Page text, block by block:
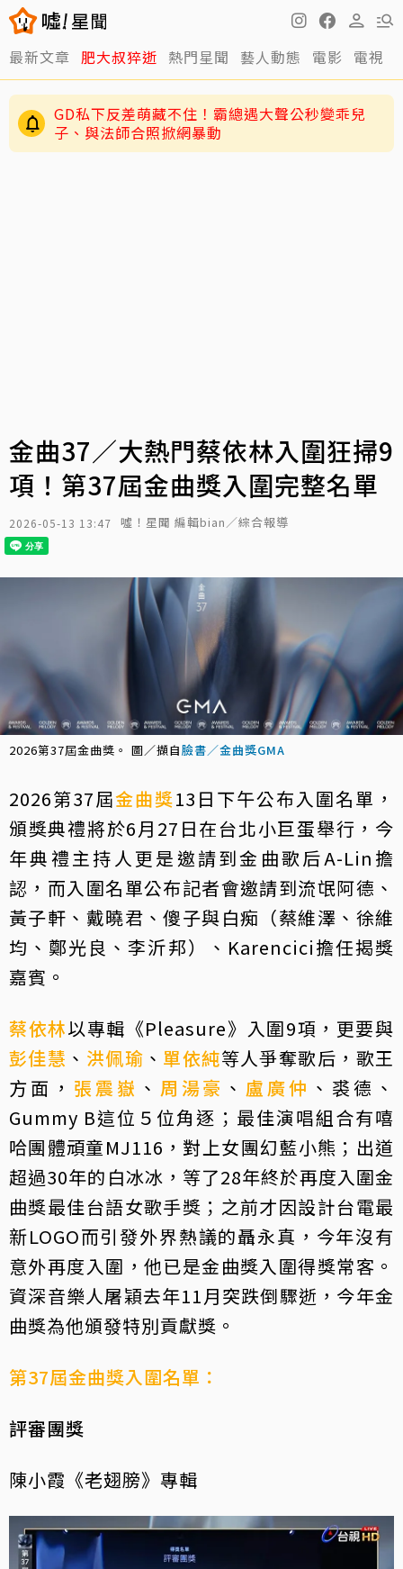
最新文章 肥大叔猝逝 熱門星聞 藝人動態 電影 電視
GD私下反差萌藏不住！霸總遇大聲公秒變乖兒
子、與法師合照掀網暴動
金曲37／大熱門蔡依林入圍狂掃9
項！第37屆金曲獎入圍完整名單
2026-05-13 13:47 噓！星聞 編輯bian／綜合報導
2026第37屆金曲獎。 圖／擷自臉書／金曲獎GMA
2026第37屆金曲獎13日下午公布入圍名單，
頒獎典禮將於6月27日在台北小巨蛋舉行，今
年典禮主持人更是邀請到金曲歌后A-Lin擔
認，而入圍名單公布記者會邀請到流氓阿德、
黃子軒、戴曉君、傻子與白痴（蔡維澤、徐維
均、鄭光良、李沂邦）、Karencici擔任揭獎
嘉賓。
蔡依林以專輯《Pleasure》入圍9項，更要與
彭佳慧 、 洪佩瑜 、 單依純等人爭奪歌后，歌王
方面， 張震嶽 、 周湯豪 、 盧廣仲 、裘德、
Gummy B這位５位角逐；最佳演唱組合有嘻
哈團體頑童MJ116，對上女團幻藍小熊；出道
超過30年的白冰冰，等了28年終於再度入圍金
曲獎最佳台語女歌手獎；之前才因設計台電最
新LOGO而引發外界熱議的聶永真，今年沒有
意外再度入圍，他已是金曲獎入圍得獎常客。
資深音樂人屠穎去年11月突跌倒驟逝，今年金
曲獎為他頒發特別貢獻獎。
第37屆金曲獎入圍名單：
評審團獎
陳小霞《老翅膀》專輯